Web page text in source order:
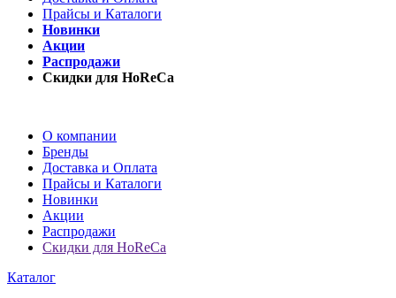
Прайсы и Каталоги
Новинки
Акции
Распродажи
Скидки для HoReCa
О компании
Бренды
Доставка и Оплата
Прайсы и Каталоги
Новинки
Акции
Распродажи
Скидки для HoReCa
Каталог